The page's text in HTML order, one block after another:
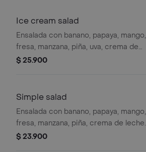
Ice cream salad
Ensalada con banano, papaya, mango,
fresa, manzana, piña, uva, crema de
leche, queso, helado, galleta.
$ 25.900
Simple salad
Ensalada con banano, papaya, mango,
fresa, manzana, piña, crema de leche,
queso, uva, fresa, galleta.
$ 23.900